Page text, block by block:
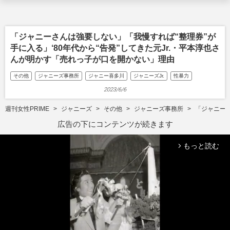
「ジャニーさんは強要しない」「我慢すれば“整理券”が
手に入る」‘80年代から“告発”してきた元Jr.・平本淳也さ
んが明かす「売れっ子が口を開かない」理由
その他 ジャニーズ事務所 ジャニー喜多川 ジャニーズJr. 性暴力
2023/6/6
週刊女性PRIME ジャニーズ その他 ジャニーズ事務所 「ジャニ
広告の下にコンテンツが続きます
arrow_forward_ios もっと読む